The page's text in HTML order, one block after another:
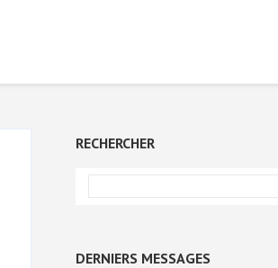
RECHERCHER
DERNIERS MESSAGES